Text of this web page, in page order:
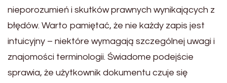
nieporozumień i skutków prawnych wynikających z
błędów. Warto pamiętać, że nie każdy zapis jest
intuicyjny – niektóre wymagają szczególnej uwagi i
znajomości terminologii. Świadome podejście
sprawia, że użytkownik dokumentu czuje się